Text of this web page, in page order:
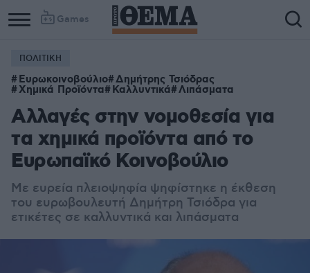
Games
ΠΟΛΙΤΙΚΗ
Ευρωκοινοβούλιο Δημήτρης Τσιόδρας
Χημικά Προϊόντα Καλλυντικά Λιπάσματα
Αλλαγές στην νομοθεσία για
τα χημικά προϊόντα από το
Ευρωπαϊκό Κοινοβούλιο
Με ευρεία πλειοψηφία ψηφίστηκε η έκθεση
του ευρωβουλευτή Δημήτρη Τσιόδρα για
ετικέτες σε καλλυντικά και λιπάσματα